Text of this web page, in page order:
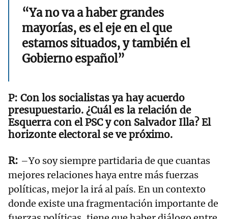
“Ya no va a haber grandes
mayorías, es el eje en el que
estamos situados, y también el
Gobierno español”
Con los socialistas ya hay acuerdo
presupuestario. ¿Cuál es la relación de
Esquerra con el PSC y con Salvador Illa? El
horizonte electoral se ve próximo.
–Yo soy siempre partidaria de que cuantas
mejores relaciones haya entre más fuerzas
políticas, mejor la irá al país. En un contexto
donde existe una fragmentación importante de